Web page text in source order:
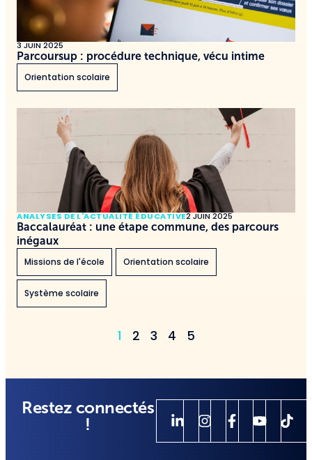
3 JUIN 2025
Parcoursup : procédure technique, vécu intime
Orientation scolaire
ANALYSES DE L'ACTUALITÉ ÉDUCATIVE2 JUIN 2025
Baccalauréat : une étape commune, des parcours
inégaux
Missions de l'école
Orientation scolaire
Système scolaire
1 2 3 4 5
Restez connectés
!